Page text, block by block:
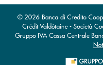
© 2026 Banca di Credito
Crédit Valdôtaine - Società
Gruppo IVA Cassa Centrale